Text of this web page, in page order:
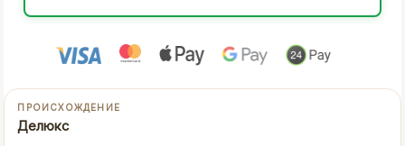
ПРОИСХОЖДЕНИЕ
Делюкс